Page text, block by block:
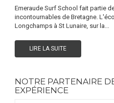
Emeraude Surf School fait partie
incontournables de Bretagne.
Longchamps à St Lunaire, sur la...
LIRE LA SUITE
NOTRE PARTENAIRE
EXPÉRIENCE